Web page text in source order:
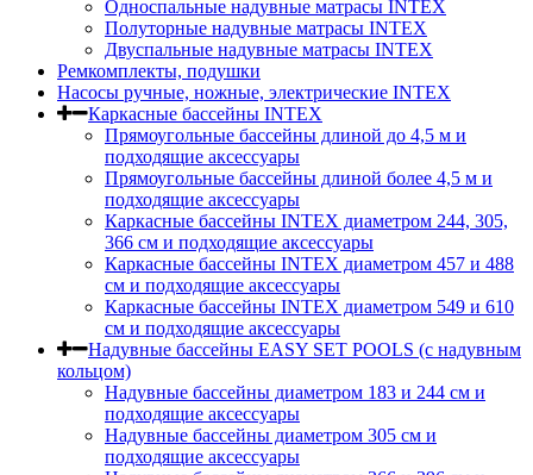
Односпальные надувные матрасы INTEX
Полуторные надувные матрасы INTEX
Двуспальные надувные матрасы INTEX
Ремкомплекты, подушки
Насосы ручные, ножные, электрические INTEX
Каркасные бассейны INTEX
Прямоугольные бассейны длиной до 4,5 м и
подходящие аксессуары
Прямоугольные бассейны длиной более 4,5 м и
подходящие аксессуары
Каркасные бассейны INTEX диаметром 244, 305,
366 см и подходящие аксессуары
Каркасные бассейны INTEX диаметром 457 и 488
cм и подходящие аксессуары
Каркасные бассейны INTEX диаметром 549 и 610
см и подходящие аксессуары
Надувные бассейны EASY SET POOLS (с надувным
кольцом)
Надувные бассейны диаметром 183 и 244 см и
подходящие аксессуары
Надувные бассейны диаметром 305 см и
подходящие аксессуары